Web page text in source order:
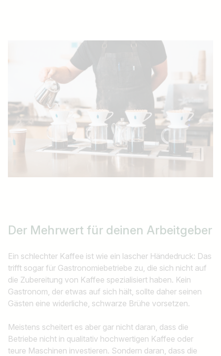
Der Mehrwert für deinen Arbeitgeber
Ein schlechter Kaffee ist wie ein lascher Händedruck: Das
trifft sogar für Gastronomiebetriebe zu, die sich nicht auf
die Zubereitung von Kaffee spezialisiert haben. Kein
Gastronom, der etwas auf sich hält, sollte daher seinen
Gästen eine widerliche, schwarze Brühe vorsetzen.
Meistens scheitert es aber gar nicht daran, dass die
Betriebe nicht in qualitativ hochwertigen Kaffee oder
teure Maschinen investieren. Sondern daran, dass die